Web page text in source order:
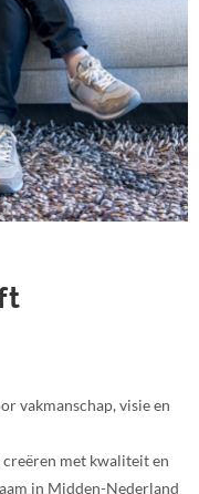
vakmanschap, visie en
met kwaliteit en
in Midden-Nederland